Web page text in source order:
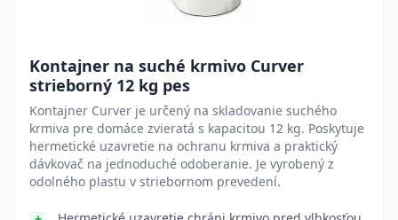
Kontajner na suché krmivo Curver
strieborný 12 kg pes
Kontajner Curver je určený na skladovanie suchého
krmiva pre domáce zvieratá s kapacitou 12 kg. Poskytuje
hermetické uzavretie na ochranu krmiva a praktický
dávkovač na jednoduché odoberanie. Je vyrobený z
odolného plastu v striebornom prevedení.